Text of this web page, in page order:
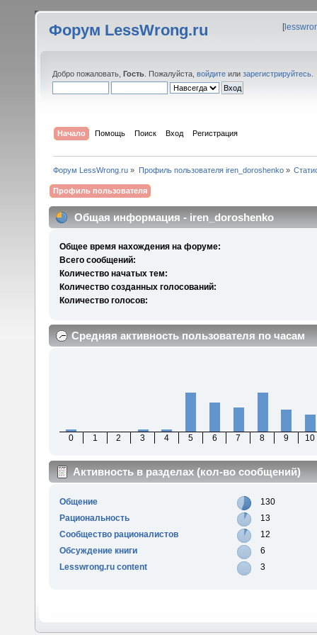
Форум LessWrong.ru [
Добро пожаловать, Гость . Пожалуйста, войдите или зарегистрируйтесь
Начало Помощь Поиск Вход Регистрация
Форум LessWrong.ru » Профиль пользователя iren_doroshenko»
Профиль пользователя
Общая информация - iren_doroshenko
Общее время нахождения на форуме:
Всего сообщений:
Количество начатых тем:
Количество созданных голосований:
Количество голосов:
Средняя активность пользователя по часам
0 1 2 3 4 5 6 7 8 9 10
Активность в разделах (кол-во сообщений)
Общение
130
Рациональность
13
Сообщество рационалистов
12
Обсуждение книги
6
Lesswrong.ru content
3